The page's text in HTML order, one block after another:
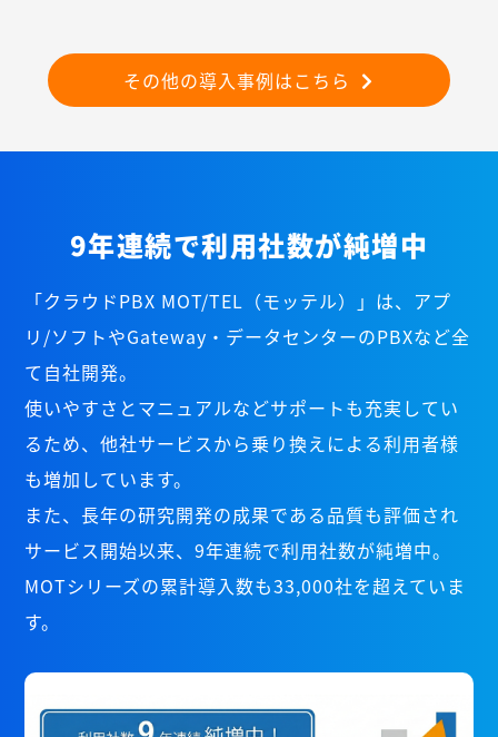
その他の導入事例はこちら
9年連続で利用社数が純増中
「クラウドPBX MOT/TEL（モッテル）」は、アプ
リ/ソフトやGateway・データセンターのPBXなど全
て自社開発。
使いやすさとマニュアルなどサポートも充実してい
るため、他社サービスから乗り換えによる利用者様
も増加しています。
また、長年の研究開発の成果である品質も評価され
サービス開始以来、9年連続で利用社数が純増中。
MOTシリーズの累計導入数も33,000社を超えていま
す。